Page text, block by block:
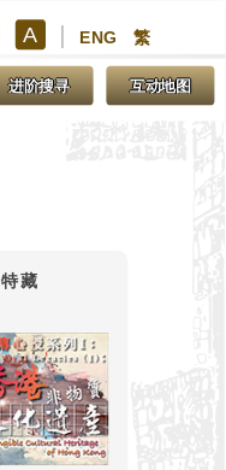
A ENG 繁
进阶搜寻 互动地图
藏